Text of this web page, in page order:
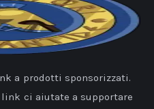
a prodotti sponsorizzati.
ci aiutate a supportare